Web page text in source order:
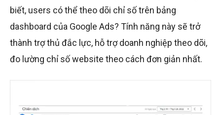
biết, users có thể theo dõi chỉ số trên bảng
dashboard của Google Ads? Tính năng này sẽ trở
thành trợ thủ đắc lực, hỗ trợ doanh nghiệp theo dõi,
đo lường chỉ số website theo cách đơn giản nhất.